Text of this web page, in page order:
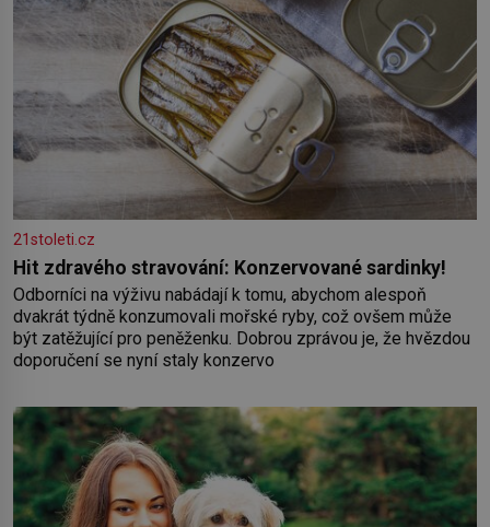
21stoleti.cz
Hit zdravého stravování: Konzervované sardinky!
Odborníci na výživu nabádají k tomu, abychom alespoň
dvakrát týdně konzumovali mořské ryby, což ovšem může
být zatěžující pro peněženku. Dobrou zprávou je, že hvězdou
doporučení se nyní staly konzervo